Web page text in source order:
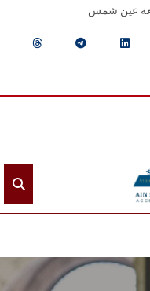
عين شمس
الرئيسيـة